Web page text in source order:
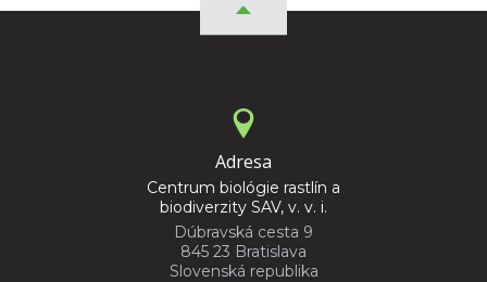
Adresa
Centrum biológie rastlín a
biodiverzity SAV, v. v. i.
Dúbravská cesta 9
845 23 Bratislava
Slovenská republika